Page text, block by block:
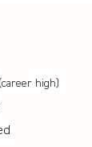
high)